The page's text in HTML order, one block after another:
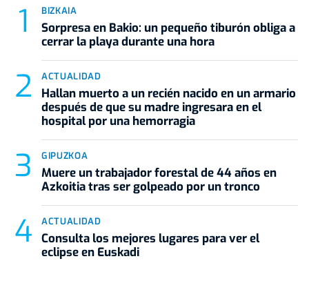
BIZKAIA
Sorpresa en Bakio: un pequeño tiburón obliga a
cerrar la playa durante una hora
ACTUALIDAD
Hallan muerto a un recién nacido en un armario
después de que su madre ingresara en el
hospital por una hemorragia
GIPUZKOA
Muere un trabajador forestal de 44 años en
Azkoitia tras ser golpeado por un tronco
ACTUALIDAD
Consulta los mejores lugares para ver el
eclipse en Euskadi